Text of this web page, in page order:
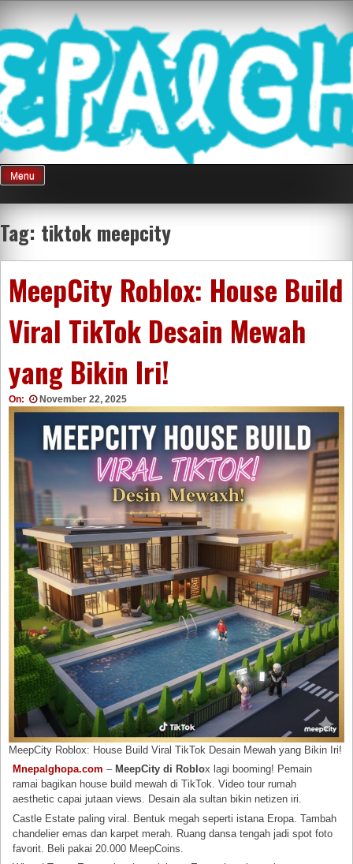
content
Mnepalghopa
Review Game
Terkini Paling
Seluruh Di
Indonesia
Menu
Tag: tiktok meepcity
MeepCity Roblox: House Build
Viral TikTok Desain Mewah
yang Bikin Iri!
On: November 22, 2025
MeepCity Roblox: House Build Viral TikTok Desain Mewah yang Bikin Iri!
Mnepalghopa.com – MeepCity di Roblox lagi booming! Pemain
ramai bagikan house build mewah di TikTok. Video tour rumah
aesthetic capai jutaan views. Desain ala sultan bikin netizen iri.
Castle Estate paling viral. Bentuk megah seperti istana Eropa. Tambah
chandelier emas dan karpet merah. Ruang dansa tengah jadi spot foto
favorit. Beli pakai 20.000 MeepCoins.